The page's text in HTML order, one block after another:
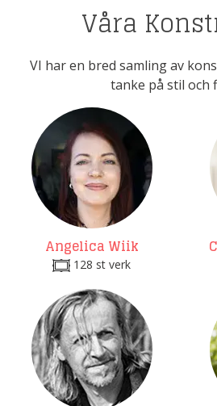
Våra
VI har en bred samling av
tanke på stil och
Angelica Wiik
128 st verk